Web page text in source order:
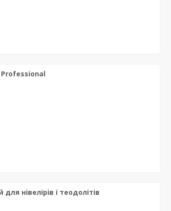
Professional
нівелірів і теодолітів